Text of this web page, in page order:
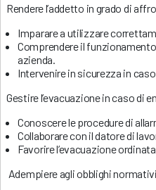
Rendere l’addetto in grado di
Imparare a utilizzare
Comprendere il
azienda.
Intervenire in sicurezza in
Gestire l’evacuazione in caso di
Conoscere le procedure di
Collaborare con il datore di
Favorire l’evacuazione
Adempiere agli obblighi normativi